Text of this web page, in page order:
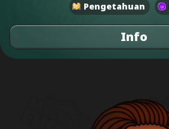
Pengetahuan
Info